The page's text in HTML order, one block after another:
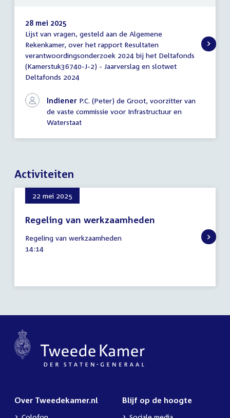
Lijst
van
vragen
28 mei 2025
Lijst van vragen, gesteld aan de Algemene
Rekenkamer, over het rapport Resultaten
verantwoordingsonderzoek 2024 bij het Deltafonds
(Kamerstuk36740-J-2) - Jaarverslag en slotwet
Deltafonds 2024
Indiener P.C. (Peter) de Groot, voorzitter van
de vaste commissie voor Infrastructuur en
Waterstaat
Activiteiten
22 mei 2025
Regeling van werkzaamheden
mei
2025
Regeling van werkzaamheden
Tijd
14:14
Over Tweedekamer.nl Blijf op de hoogte